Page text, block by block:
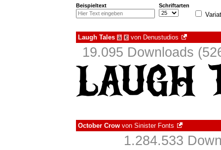
Beispieltext Schriftarten
Laugh Tales à € von Denustudios
19.095 Downloads
October Crow von Sinister Fonts
1.284.533